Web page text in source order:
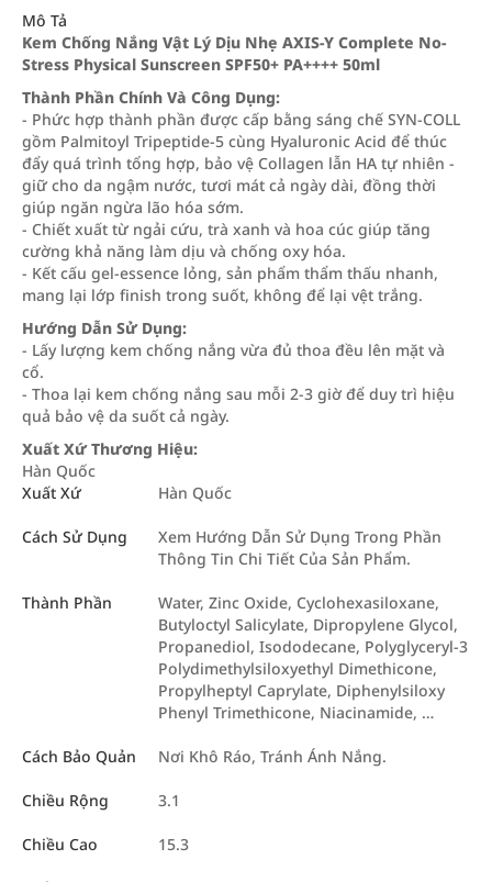
Mô Tả
Kem Chống Nắng Vật Lý Dịu Nhẹ AXIS-Y Complete No-
Stress Physical Sunscreen SPF50+ PA++++ 50ml
Thành Phần Chính Và Công Dụng:
- Phức hợp thành phần được cấp bằng sáng chế SYN-COLL
gồm Palmitoyl Tripeptide-5 cùng Hyaluronic Acid để thúc
đẩy quá trình tổng hợp, bảo vệ Collagen lẫn HA tự nhiên -
giữ cho da ngậm nước, tươi mát cả ngày dài, đồng thời
giúp ngăn ngừa lão hóa sớm.
- Chiết xuất từ ngải cứu, trà xanh và hoa cúc giúp tăng
cường khả năng làm dịu và chống oxy hóa.
- Kết cấu gel-essence lỏng, sản phẩm thẩm thấu nhanh,
mang lại lớp finish trong suốt, không để lại vệt trắng.
Hướng Dẫn Sử Dụng:
- Lấy lượng kem chống nắng vừa đủ thoa đều lên mặt và
cổ.
- Thoa lại kem chống nắng sau mỗi 2-3 giờ để duy trì hiệu
quả bảo vệ da suốt cả ngày.
Xuất Xứ Thương Hiệu:
Hàn Quốc
Xuất Xứ
Hàn Quốc
Cách Sử Dụng
Xem Hướng Dẫn Sử Dụng Trong Phần
Thông Tin Chi Tiết Của Sản Phẩm.
Thành Phần
Water, Zinc Oxide, Cyclohexasiloxane,
Butyloctyl Salicylate, Dipropylene Glycol,
Propanediol, Isododecane, Polyglyceryl-3
Polydimethylsiloxyethyl Dimethicone,
Propylheptyl Caprylate, Diphenylsiloxy
Phenyl Trimethicone, Niacinamide, …
Cách Bảo Quản Nơi Khô Ráo, Tránh Ánh Nắng.
Chiều Rộng 3.1
Chiều Cao 15.3